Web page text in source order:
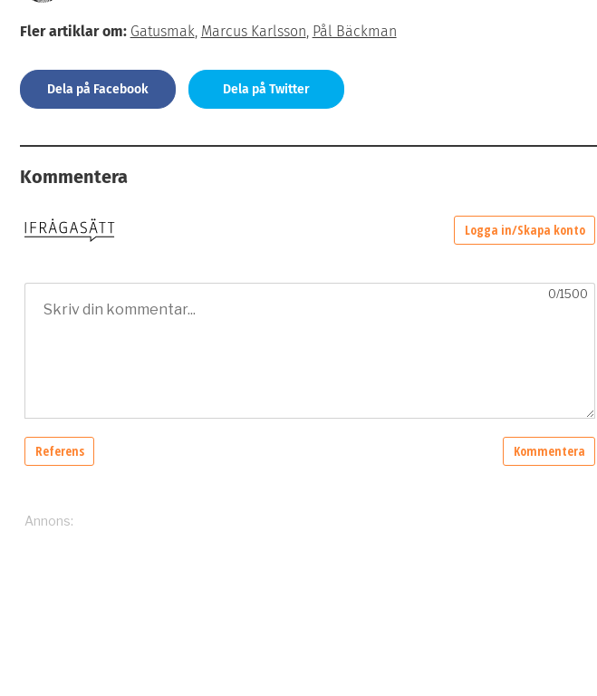
Fler artiklar om: Gatusmak, Marcus Karlsson, Pål Bäckman
Dela på Facebook Dela på Twitter
Kommentera